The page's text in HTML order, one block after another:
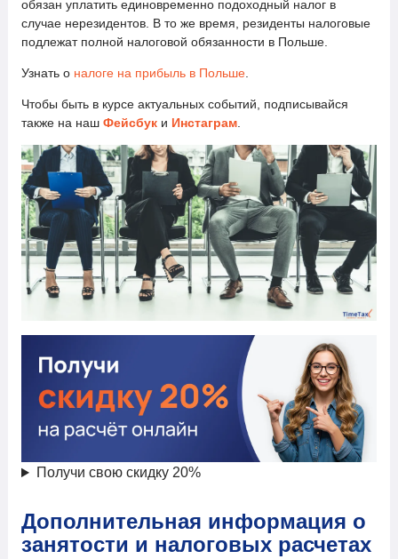
обязан уплатить единовременно подоходный налог в
случае нерезидентов. В то же время, резиденты налоговые
подлежат полной налоговой обязанности в Польше.
Узнать о налоге на прибыль в Польше.
Чтобы быть в курсе актуальных событий, подписывайся
также на наш Фейсбук и Инстаграм.
Получи свою скидку 20%
Дополнительная информация о
занятости и налоговых расчетах